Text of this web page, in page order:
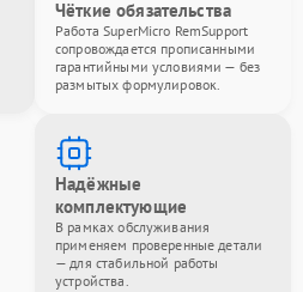
Чёткие обязательства
Работа SuperMicro RemSupport
сопровождается прописанными
гарантийными условиями — без
размытых формулировок.
Надёжные
комплектующие
В рамках обслуживания
применяем проверенные детали
— для стабильной работы
устройства.